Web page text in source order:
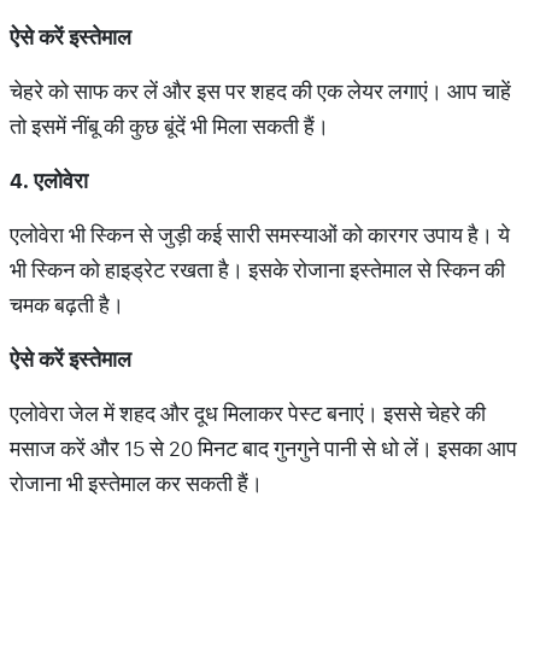
ऐसेकरेंइस्तेमाल
चेहरे को साफ कर लें और इस पर शहद की एक लेयर लगाएं। आप चाहें
तो इसमें नींबू की कुछ बूंदें भी मिला सकती हैं।
4. एलोवेरा
एलोवेरा भी स्किन से जुड़ी कई सारी समस्याओं को कारगर उपाय है। ये
भी स्किन को हाइड्रेट रखता है। इसके रोजाना इस्तेमाल से स्किन की
चमक बढ़ती है।
ऐसेकरेंइस्तेमाल
एलोवेरा जेल में शहद और दूध मिलाकर पेस्ट बनाएं। इससे चेहरे की
मसाज करें और 15 से 20 मिनट बाद गुनगुने पानी से धो लें। इसका आप
रोजाना भी इस्तेमाल कर सकती हैं।